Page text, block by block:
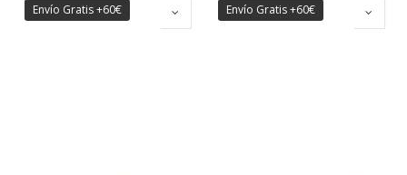
Envío Gratis +60€ Envío Gratis +60€